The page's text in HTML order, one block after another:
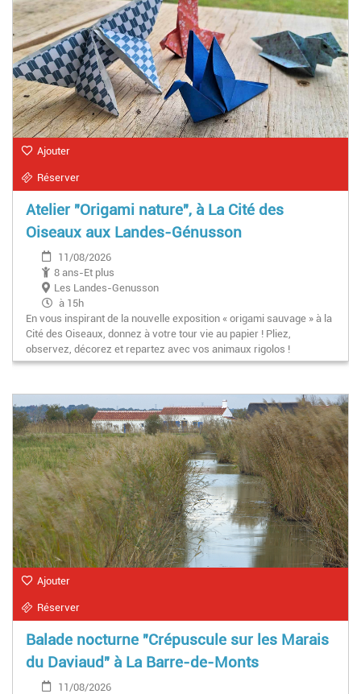
Ajouter
Réserver
Atelier "Origami nature", à La Cité des
Oiseaux aux Landes-Génusson
11/08/2026
8 ans-Et plus
Les Landes-Genusson
à 15h
En vous inspirant de la nouvelle exposition « origami sauvage » à la
Cité des Oiseaux, donnez à votre tour vie au papier ! Pliez,
observez, décorez et repartez avec vos animaux rigolos !
Ajouter
Réserver
Balade nocturne "Crépuscule sur les Marais
du Daviaud" à La Barre-de-Monts
11/08/2026